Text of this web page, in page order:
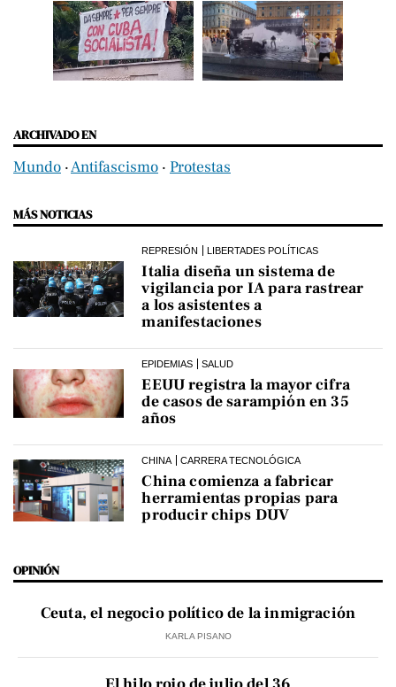
ARCHIVADO EN
Mundo ‧Antifascismo ‧ Protestas
MÁS NOTICIAS
REPRESIÓN LIBERTADES POLÍTICAS
Italia diseña un sistema de
vigilancia por IA para rastrear
a los asistentes a
manifestaciones
EPIDEMIAS SALUD
EEUU registra la mayor cifra
de casos de sarampión en 35
años
CHINA CARRERA TECNOLÓGICA
China comienza a fabricar
herramientas propias para
producir chips DUV
OPINIÓN
Ceuta, el negocio político de la inmigración
KARLA PISANO